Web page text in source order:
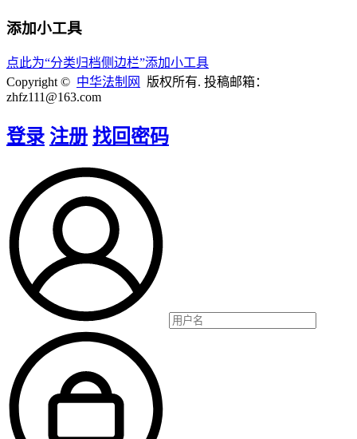
添加小工具
点此为“分类归档侧边栏”添加小工具
Copyright © 中华法制网
版权所有. 投稿邮箱：
zhfz111@163.com
登录 注册 找回密码